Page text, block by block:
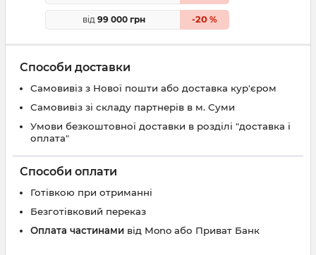
від 99 000 грн -20%
Способи доставки
Самовивіз з Нової пошти або доставка кур'єром
Самовивіз зі складу партнерів в м. Суми
Умови безкоштовної доставки в розділі "доставка і
оплата"
Способи оплати
Готівкою при отриманні
Безготівковий переказ
Оплата частинами від Mono або Приват Банк